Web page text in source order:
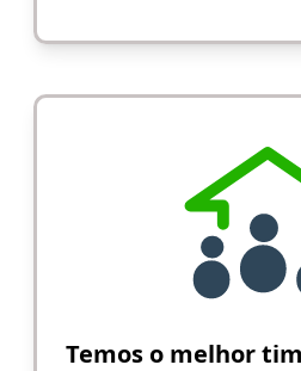
Temos o melhor